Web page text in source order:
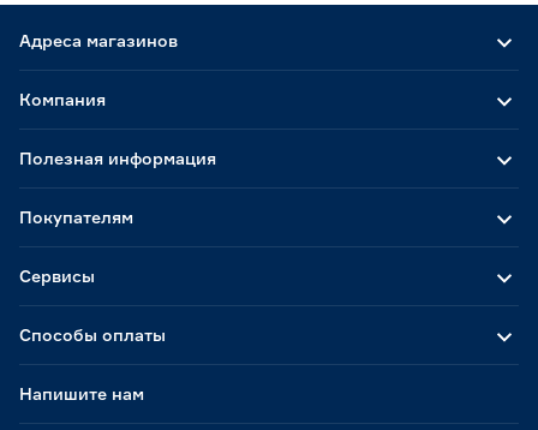
Адреса магазинов
Способы оплаты
Компания
Полезная информация
Покупателям
Сервисы
Напишите нам